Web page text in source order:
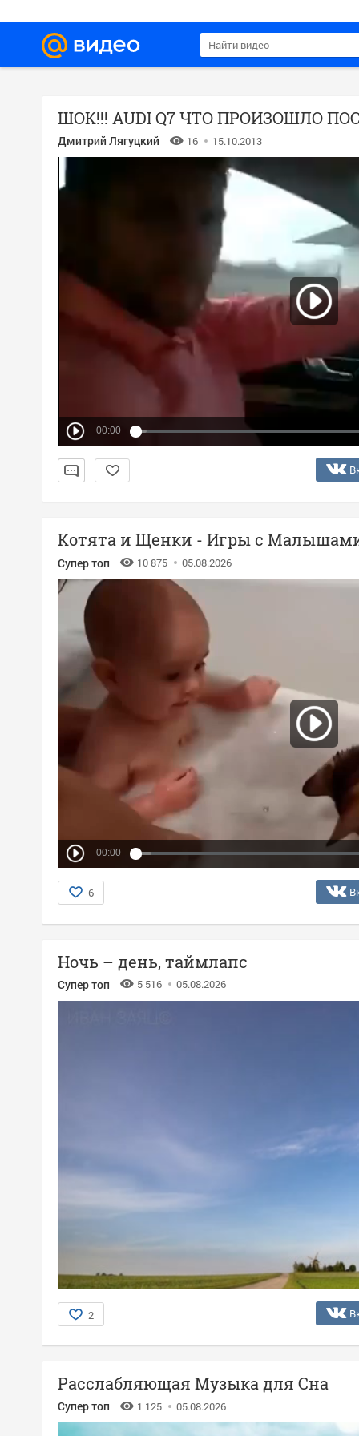
Дмитрий Лягуцкий 16 15.10.2013
00:00
Котята и Щенки - Игры с
Супер топ 10 875 05.08.2026
00:00
6
Ночь – день, таймлапс
Супер топ 5 516 05.08.2026
2
Расслабляющая Музыка для Сна
Супер топ 1 125 05.08.2026